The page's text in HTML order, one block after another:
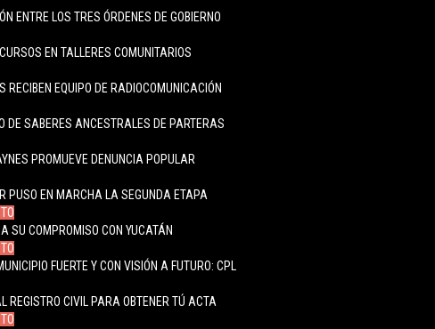
ENTRE LOS TRES ÓRDENES DE GOBIERNO
EN TALLERES COMUNITARIOS
RECIBEN EQUIPO DE RADIOCOMUNICACIÓN
DE SABERES ANCESTRALES DE PARTERAS
PROMUEVE DENUNCIA POPULAR
PUSO EN MARCHA LA SEGUNDA ETAPA
SU COMPROMISO CON YUCATÁN
FUERTE Y CON VISIÓN A FUTURO: CPL
REGISTRO CIVIL PARA OBTENER TÚ ACTA